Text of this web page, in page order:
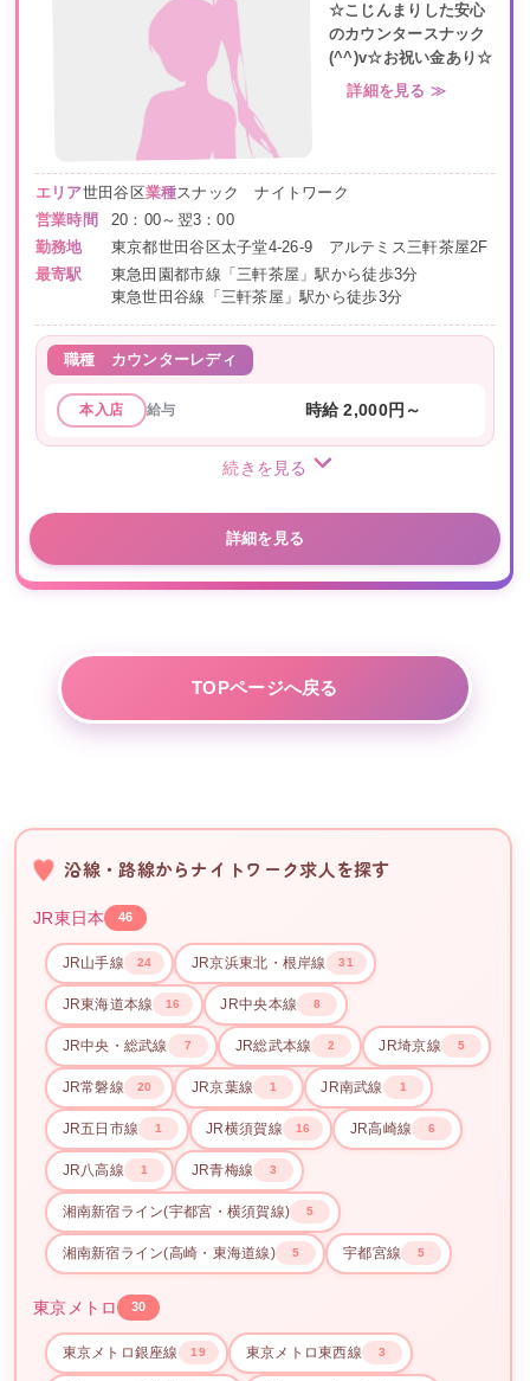
☆こじんまりした安心
のカウンタースナック
(^^)v☆お祝い金あり☆
詳細を見る ≫
エリア世田谷区業種スナック ナイトワーク
営業時間
20：00～翌3：00
勤務地
東京都世田谷区太子堂4-26-9 アルテミス三軒茶屋2F
最寄駅
東急田園都市線「三軒茶屋」駅から徒歩3分
東急世田谷線「三軒茶屋」駅から徒歩3分
職種 カウンターレディ
本入店 給与 時給 2,000円～
続きを見る
詳細を見る
TOPページへ戻る
沿線・路線からナイトワーク求人を探す
JR東日本 46
JR山手線 24 JR京浜東北・根岸線 31
JR東海道本線 16 JR中央本線 8
JR中央・総武線 7 JR総武本線 2 JR埼京線 5
JR常磐線 20 JR京葉線 1 JR南武線 1
JR五日市線 1 JR横須賀線 16 JR高崎線 6
JR八高線 1 JR青梅線 3
湘南新宿ライン(宇都宮・横須賀線) 5
湘南新宿ライン(高崎・東海道線) 5 宇都宮線 5
東京メトロ 30
東京メトロ銀座線 19 東京メトロ東西線 3